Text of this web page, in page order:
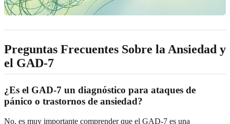
Preguntas Frecuentes Sobre la Ansiedad y
el GAD-7
¿Es el GAD-7 un diagnóstico para ataques de
pánico o trastornos de ansiedad?
No, es muy importante comprender que el GAD-7 es una